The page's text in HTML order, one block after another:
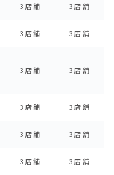
3店舗 3店舗
3店舗 3店舗
3店舗 3店舗
3店舗 3店舗
3店舗 3店舗
3店舗 3店舗